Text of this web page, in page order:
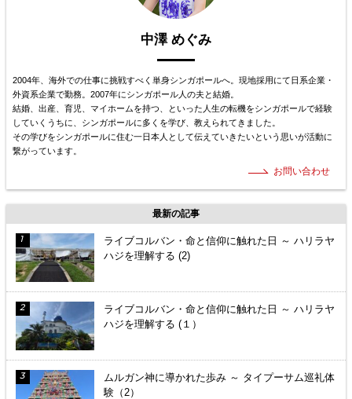
中澤 めぐみ
2004年、海外での仕事に挑戦すべく単身シンガポールへ。現地採用にて日系企業・
外資系企業で勤務。2007年にシンガポール人の夫と結婚。
結婚、出産、育児、マイホームを持つ、といった人生の転機をシンガポールで経験
していくうちに、シンガポールに多くを学び、教えられてきました。
その学びをシンガポールに住む一日本人として伝えていきたいという思いが活動に
繋がっています。
お問い合わせ
最新の記事
ライブコルバン・命と信仰に触れた日 ～ ハリラヤ
ハジを理解する (2)
ライブコルバン・命と信仰に触れた日 ～ ハリラヤ
ハジを理解する (１）
ムルガン神に導かれた歩み ～ タイプーサム巡礼体
験（2）